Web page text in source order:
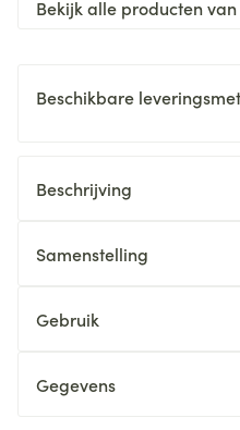
Bekijk alle producten
Beschikbare
Beschrijving
Samenstelling
Gebruik
Gegevens